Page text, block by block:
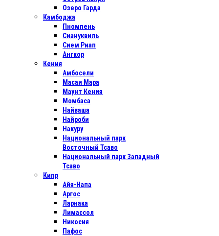
Озеро Гарда
Камбоджа
Пномпень
Сиануквиль
Сием Риап
Ангкор
Кения
Амбосели
Масаи Мара
Маунт Кения
Момбаса
Найваша
Найроби
Накуру
Национальный парк
Восточный Тсаво
Национальный парк Западный
Тсаво
Кипр
Айя-Напа
Аргос
Ларнака
Лимассол
Никосия
Пафос